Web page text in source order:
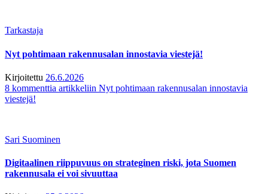
Tarkastaja
Nyt pohtimaan rakennusalan innostavia viestejä!
Kirjoitettu 26.6.2026
8 kommenttia artikkeliin Nyt pohtimaan rakennusalan innostavia
viestejä!
Sari Suominen
Digitaalinen riippuvuus on strateginen riski, jota Suomen
rakennusala ei voi sivuuttaa